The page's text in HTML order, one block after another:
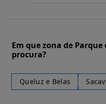
Em que zona de Parque
procura?
Queluz e Belas